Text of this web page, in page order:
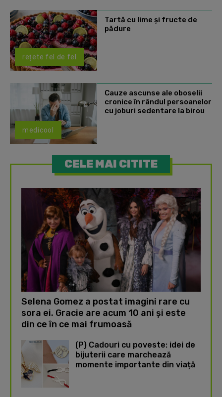
rețete fel de fel
Tartă cu lime și fructe de
pădure
medicool
Cauze ascunse ale oboselii
cronice în rândul persoanelor
cu joburi sedentare la birou
CELE MAI CITITE
Selena Gomez a postat imagini rare cu
sora ei. Gracie are acum 10 ani și este
din ce în ce mai frumoasă
(P) Cadouri cu poveste: idei de
bijuterii care marchează
momente importante din viață